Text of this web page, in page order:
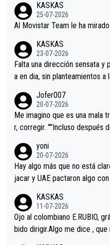
KASKAS
25-07-2026
Al Movistar Team le ha
KASKAS
23-07-2026
Falta una dirección sensata y
a en dia, sin planteamientos a
Minguez, Velez etc etc.Me da
tristes sin victorias.
Jofer007
20-07-2026
Me imagino que es una mala
r, corregir. ""Incluso después
permaneció pegado a su
a que era capaz de controlar
yoni
20-07-2026
Hay algo más que no está
jacar y UAE pactaron algo
i sin pedalear, luego está el
mano de una manera muy
es en el hombro con que
KASKAS
11-07-2026
Ojo al colombiano E.RUBIO,
bido dirigir.Algo